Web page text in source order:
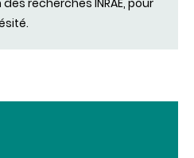
recherches INRAE, pour